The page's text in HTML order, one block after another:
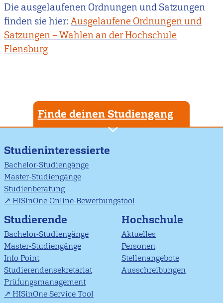
Die ausgelaufenen Ordnungen und Satzungen
finden sie hier: Ausgelaufene Ordnungen und
Satzungen – Wahlen an der Hochschule
Flensburg
Finde deinen Studiengang
Studieninteressierte
Bachelor-Studiengänge
Master-Studiengänge
Studienberatung
HISinOne Online-Bewerbungstool
Studierende
Bachelor-Studiengänge
Master-Studiengänge
Info Point
Studierendensekretariat
Prüfungsmanagement
HISinOne Service Tool
Hochschule
Aktuelles
Personen
Stellenangebote
Ausschreibungen